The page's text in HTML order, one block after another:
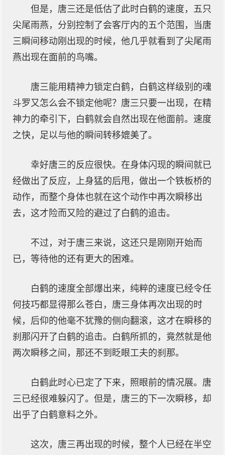
但是，唐三还是低估了此时白鹤的速度，五只
尖尾雨燕，分别控制了会客厅内的五个范围，当唐
三瞬间移动刚出现的时候，他几乎就看到了尖尾雨
燕出现在面前的鸟嘴。
唐三能用精神力锁定白鹤，白鹤这样级别的魂
斗罗又怎么会不锁定他呢？唐三只要一出现，在精
神力的牵引下，白鹤就会自然出现在他面前。速度
之快，足以与他的瞬间转移媲美了。
幸好唐三的反应很快。在身体闪现的瞬间就已
经做出了反应，上身猛的后甩，做出一个铁板桥的
动作，而整个身体也就在这个动作中再次瞬移出
去，这才险而又险的避过了白鹤的追击。
不过，对于唐三来说，这还只是刚刚开始而
已，等待他的还有更大的困难。
白鹤的速度全部爆出来，纯粹的速度已经令任
何技巧都显得那么苍白，唐三身体再次出现的时
候，后仰的他毫不犹豫的侧向翻滚，这才在瞬移的
刹那闪开了白鹤的追击。白鹤所抓的，竟然就是他
两次瞬移之间，那还不到眨眼工夫的刹那。
白鹤此时心已定了下来，照眼前的情况展。唐
三已经很难躲闪了。但是，唐三的下一次瞬移，却
出乎了白鹤意料之外。
这次，唐三再出现的时候，整个人已经在半空